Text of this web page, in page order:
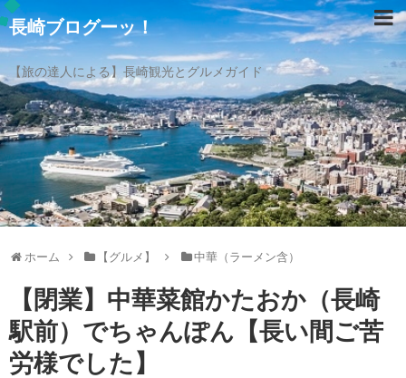
長崎ブログーッ！
【旅の達人による】長崎観光とグルメガイド
ホーム 【グルメ】 中華（ラーメン含）
【閉業】中華菜館かたおか（長崎
駅前）でちゃんぽん【長い間ご苦
労様でした】